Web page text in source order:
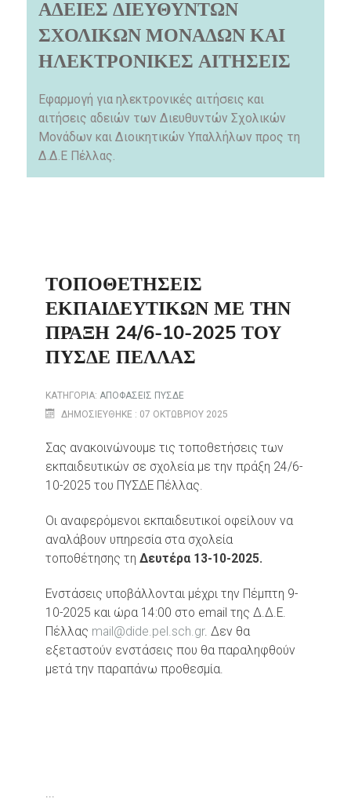
ΑΔΕΙΕΣ ΔΙΕΥΘΥΝΤΩΝ
ΣΧΟΛΙΚΩΝ ΜΟΝΑΔΩΝ ΚΑΙ
ΗΛΕΚΤΡΟΝΙΚΕΣ ΑΙΤΗΣΕΙΣ
Εφαρμογή για ηλεκτρονικές αιτήσεις και
αιτήσεις αδειών των Διευθυντών Σχολικών
Μονάδων και Διοικητικών Υπαλλήλων προς τη
Δ.Δ.Ε Πέλλας.
ΤΟΠΟΘΕΤΉΣΕΙΣ
ΕΚΠΑΙΔΕΥΤΙΚΏΝ ΜΕ ΤΗΝ
ΠΡΆΞΗ 24/6-10-2025 ΤΟΥ
ΠΥΣΔΕ ΠΈΛΛΑΣ
ΚΑΤΗΓΟΡΊΑ: ΑΠΟΦΑΣΕΙΣ ΠΥΣΔΕ
ΔΗΜΟΣΙΕΎΘΗΚΕ : 07 ΟΚΤΩΒΡΊΟΥ 2025
Σας ανακοινώνουμε τις τοποθετήσεις των
εκπαιδευτικών σε σχολεία με την πράξη 24/6-
10-2025 του ΠΥΣΔΕ Πέλλας.
Οι αναφερόμενοι εκπαιδευτικοί οφείλουν να
αναλάβουν υπηρεσία στα σχολεία
τοποθέτησης τη Δευτέρα 13-10-2025.
Ενστάσεις υποβάλλονται μέχρι την Πέμπτη 9-
10-2025 και ώρα 14:00 στο email της Δ.Δ.Ε.
Πέλλας mail@dide.pel.sch.gr. Δεν θα
εξεταστούν ενστάσεις που θα παραληφθούν
μετά την παραπάνω προθεσμία.
...